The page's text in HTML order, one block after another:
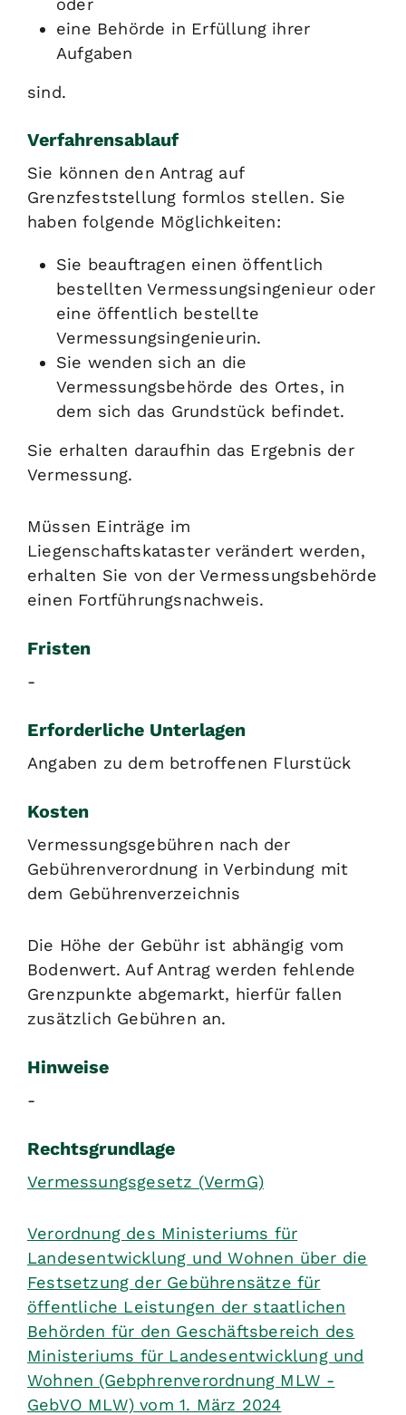
eine Behörde in Erfüllung ihrer
Aufgaben
sind.
Verfahrensablauf
Sie können den Antrag auf
Grenzfeststellung formlos stellen. Sie
haben folgende Möglichkeiten:
Sie beauftragen einen öffentlich
bestellten Vermessungsingenieur oder
eine öffentlich bestellte
Vermessungsingenieurin.
Sie wenden sich an die
Vermessungsbehörde des Ortes, in
dem sich das Grundstück befindet.
Sie erhalten daraufhin das Ergebnis der
Vermessung.
Müssen Einträge im
Liegenschaftskataster verändert werden,
erhalten Sie von der Vermessungsbehörde
einen Fortführungsnachweis.
Fristen
-
Erforderliche Unterlagen
Angaben zu dem betroffenen Flurstück
Kosten
Vermessungsgebühren nach der
Gebührenverordnung in Verbindung mit
dem Gebührenverzeichnis
Die Höhe der Gebühr ist abhängig vom
Bodenwert. Auf Antrag werden fehlende
Grenzpunkte abgemarkt, hierfür fallen
zusätzlich Gebühren an.
Hinweise
-
Rechtsgrundlage
Vermessungsgesetz (VermG)
Verordnung des Ministeriums für
Landesentwicklung und Wohnen über die
Festsetzung der Gebührensätze für
öffentliche Leistungen der staatlichen
Behörden für den Geschäftsbereich des
Ministeriums für Landesentwicklung und
Wohnen (Gebphrenverordnung MLW -
GebVO MLW) vom 1. März 2024